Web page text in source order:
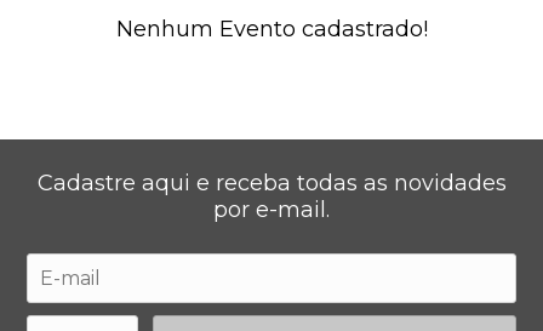
Nenhum Evento cadastrado!
Cadastre aqui e receba todas as novidades
por e-mail.